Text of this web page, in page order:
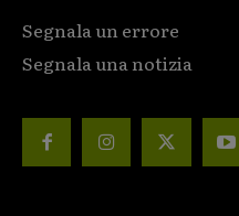
Segnala un errore
Segnala una notizia